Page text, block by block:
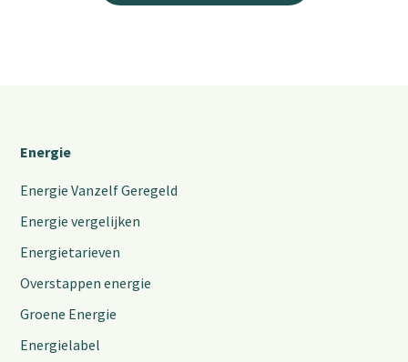
Energie
Energie Vanzelf Geregeld
Energie vergelijken
Energietarieven
Overstappen energie
Groene Energie
Energielabel